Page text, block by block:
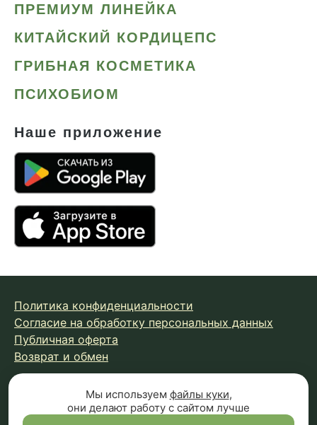
ПРЕМИУМ ЛИНЕЙКА
КИТАЙСКИЙ КОРДИЦЕПС
ГРИБНАЯ КОСМЕТИКА
ПСИХОБИОМ
Наше приложение
Политика конфиденциальности
Согласие на обработку персональных данных
Публичная оферта
Возврат и обмен
© 2026 Fungiline — зарегистрированная торговая марка.
Копирование материалов с сайта запрещено.
Мы используем файлы куки,
они делают работу с сайтом лучше